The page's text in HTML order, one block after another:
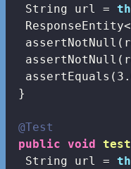
  String url =
  assertEquals(
}
@Test
public void
  String url =